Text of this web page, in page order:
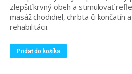
zlepšiť krvný obeh a stimulovať
masáž chodidiel, chrbta či končatín
rehabilitácii.
Pridať do košíka